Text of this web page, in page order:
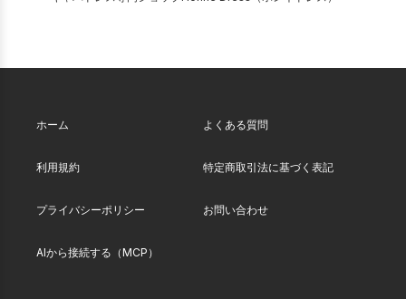
ホーム よくある質問
利用規約 特定商取引法に基づく表記
プライバシーポリシー お問い合わせ
AIから接続する（MCP）